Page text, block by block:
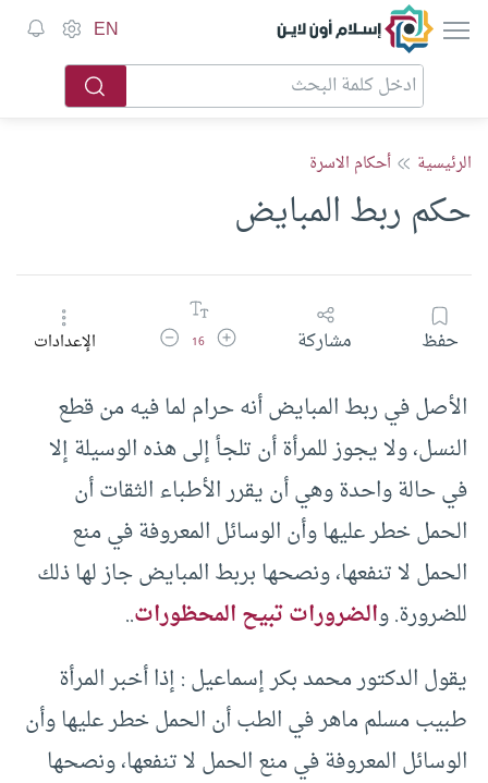
إسلام أون لاين EN
الرئيسية أحكام الاسرة
حكم ربط المبايض
حفظ مشاركة زيادة حجم الخط
16 تقليل حجم الخطالإعدادات
الأصل في ربط المبايض أنه حرام لما فيه من قطع
النسل، ولا يجوز للمرأة أن تلجأ إلى هذه الوسيلة إلا
في حالة واحدة وهي أن يقرر الأطباء الثقات أن
الحمل خطر عليها وأن الوسائل المعروفة في منع
الحمل لا تنفعها، ونصحها بربط المبايض جاز لها ذلك
للضرورة. والضرورات تبيح المحظورات..
يقول الدكتور محمد بكر إسماعيل : إذا أخبر المرأة
طبيب مسلم ماهر في الطب أن الحمل خطر عليها وأن
الوسائل المعروفة في منع الحمل لا تنفعها، ونصحها